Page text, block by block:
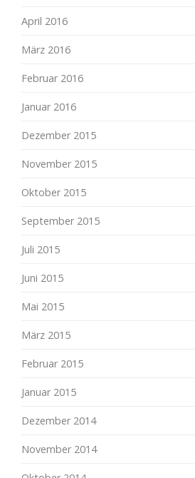
April 2016
März 2016
Februar 2016
Januar 2016
Dezember 2015
November 2015
Oktober 2015
September 2015
Juli 2015
Juni 2015
Mai 2015
März 2015
Februar 2015
Januar 2015
Dezember 2014
November 2014